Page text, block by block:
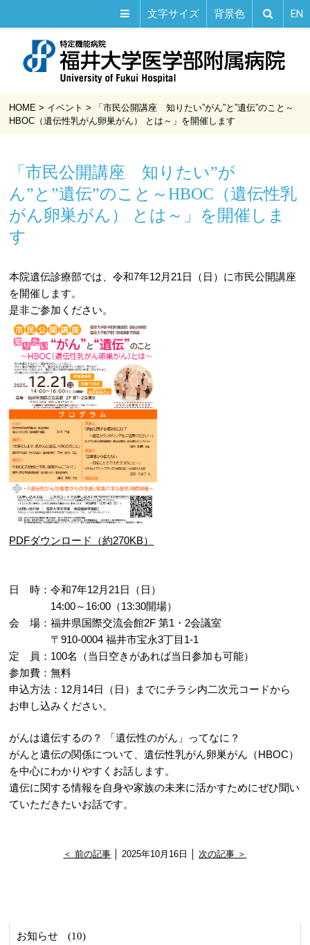
文字サイズ 背景色 EN
HOME > イベント >
「市民公開講座 知りたい”がん”と”遺伝”のこと～
HBOC（遺伝性乳がん卵巣がん） とは～」を開催します
「市民公開講座 知りたい”が
ん”と”遺伝”のこと～HBOC（遺伝性乳
がん卵巣がん） とは～」を開催しま
す
本院遺伝診療部では、令和7年12月21日（日）に市民公開講座
を開催します。
是非ご参加ください。
PDFダウンロード（約270KB）
日 時：令和7年12月21日（日）
14:00～16:00（13:30開場）
会 場：福井県国際交流会館2F 第1・2会議室
〒910-0004 福井市宝永3丁目1-1
定 員：100名（当日空きがあれば当日参加も可能）
参加費：無料
申込方法：12月14日（日）までにチラシ内二次元コードから
お申し込みください。
がんは遺伝するの？ 「遺伝性のがん」ってなに？
がんと遺伝の関係について、遺伝性乳がん卵巣がん（HBOC）
を中心にわかりやすくお話します。
遺伝に関する情報を自身や家族の未来に活かすためにぜひ聞い
ていただきたいお話です。
＜ 前の記事 │ 2025年10月16日 │次の記事 ＞
お知らせ (10)